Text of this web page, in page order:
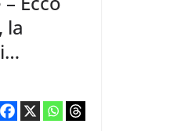
la
al